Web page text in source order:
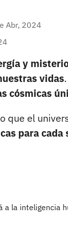
Abr, 2024
y
vidas
cósmicas
que el
para cada
a la inteligencia